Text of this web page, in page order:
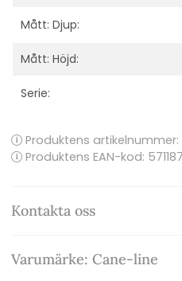
Mått: Djup:
Mått: Höjd:
Serie:
Produktens artikelnummer:
Produktens EAN-kod:
Kontakta oss
Varumärke: Cane-line